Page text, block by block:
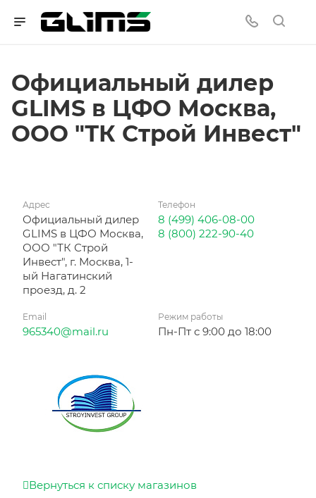
Официальный дилер
GLIMS в ЦФО Москва,
ООО "ТК Строй Инвест"
Адрес
Официальный дилер
GLIMS в ЦФО Москва,
ООО "ТК Строй
Инвест", г. Москва, 1-
ый Нагатинский
проезд, д. 2
Телефон
8 (499) 406-08-00
8 (800) 222-90-40
Email
965340@mail.ru
Режим работы
Пн-Пт с 9:00 до 18:00
Вернуться к списку магазинов